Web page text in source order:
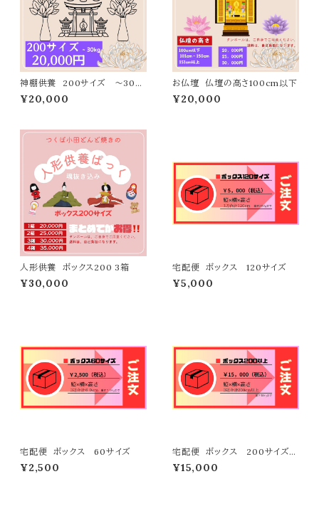
神棚供養 200サイズ 〜30kg
まで
¥20,000
お仏壇 仏壇の高さ100cm以下
¥20,000
人形供養 ボックス200 3箱
¥30,000
宅配便 ボックス 120サイズ
¥5,000
宅配便 ボックス 60サイズ
¥2,500
宅配便 ボックス 200サイズ以
上
¥15,000